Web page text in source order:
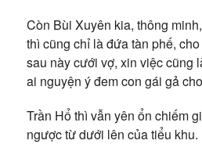
Còn Bùi Xuyên kia, thông
thì cũng chỉ là đứa tàn phế,
sau này cưới vợ, xin việc cũng
ai nguyện ý đem con gái gả
Trần Hổ thì vẫn yên ổn chiếm
ngược từ dưới lên của tiểu khu.